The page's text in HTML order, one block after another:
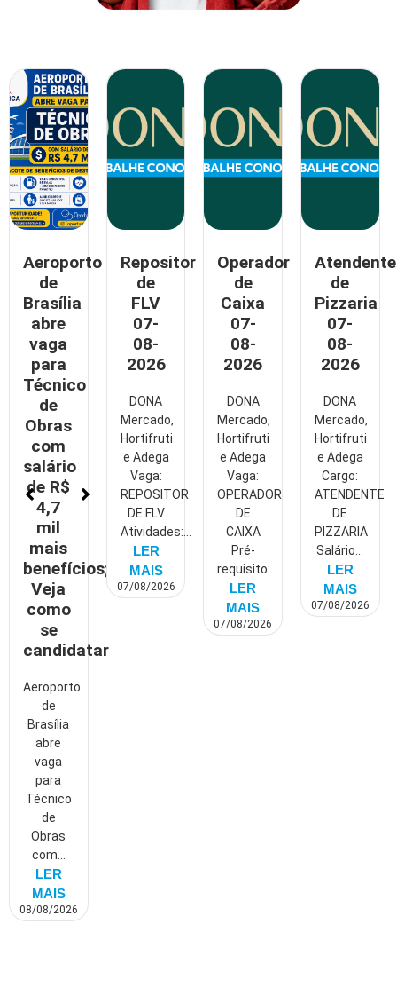
Aeroporto
de
Brasília
abre
vaga
para
Técnico
de
Obras
com
salário
de R$
4,7
mil
mais
benefícios;
Veja
como
se
candidatar
Aeroporto
de
Brasília
abre
vaga
para
Técnico
de
Obras
com...
LER
MAIS
08/08/2026
Repositor
de
FLV
07-
08-
2026
DONA
Mercado,
Hortifruti
e Adega
Vaga:
REPOSITOR
DE FLV
Atividades:...
LER
MAIS
07/08/2026
Operador
de
Caixa
07-
08-
2026
DONA
Mercado,
Hortifruti
e Adega
Vaga:
OPERADOR
DE
CAIXA
Pré-
requisito:...
LER
MAIS
07/08/2026
Atendente
de
Pizzaria
07-
08-
2026
DONA
Mercado,
Hortifruti
e Adega
Cargo:
ATENDENTE
DE
PIZZARIA
Salário...
LER
MAIS
07/08/2026